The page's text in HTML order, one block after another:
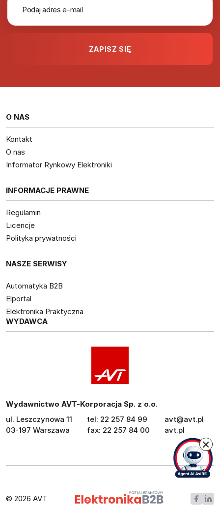
O NAS
Kontakt
O nas
Informator Rynkowy Elektroniki
INFORMACJE PRAWNE
Regulamin
Licencje
Polityka prywatności
NASZE SERWISY
Automatyka B2B
Elportal
Elektronika Praktyczna
WYDAWCA
Wydawnictwo AVT-Korporacja Sp. z o.o.
ul. Leszczynowa 11
03-197 Warszawa
tel: 22 257 84 99
fax: 22 257 84 00
avt@avt.pl
avt.pl
© 2026 AVT